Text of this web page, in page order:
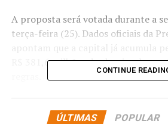
A proposta será votada durante a
terça-feira (25). Dados oficiais da
apontam que a capital já acumula
R$ 381,6 milhões desde a
A mudança legislativa reduziu de
do Valor Adicionado Fiscal (VAF) —
CONTINUE
ÚLTIMAS POPULAR